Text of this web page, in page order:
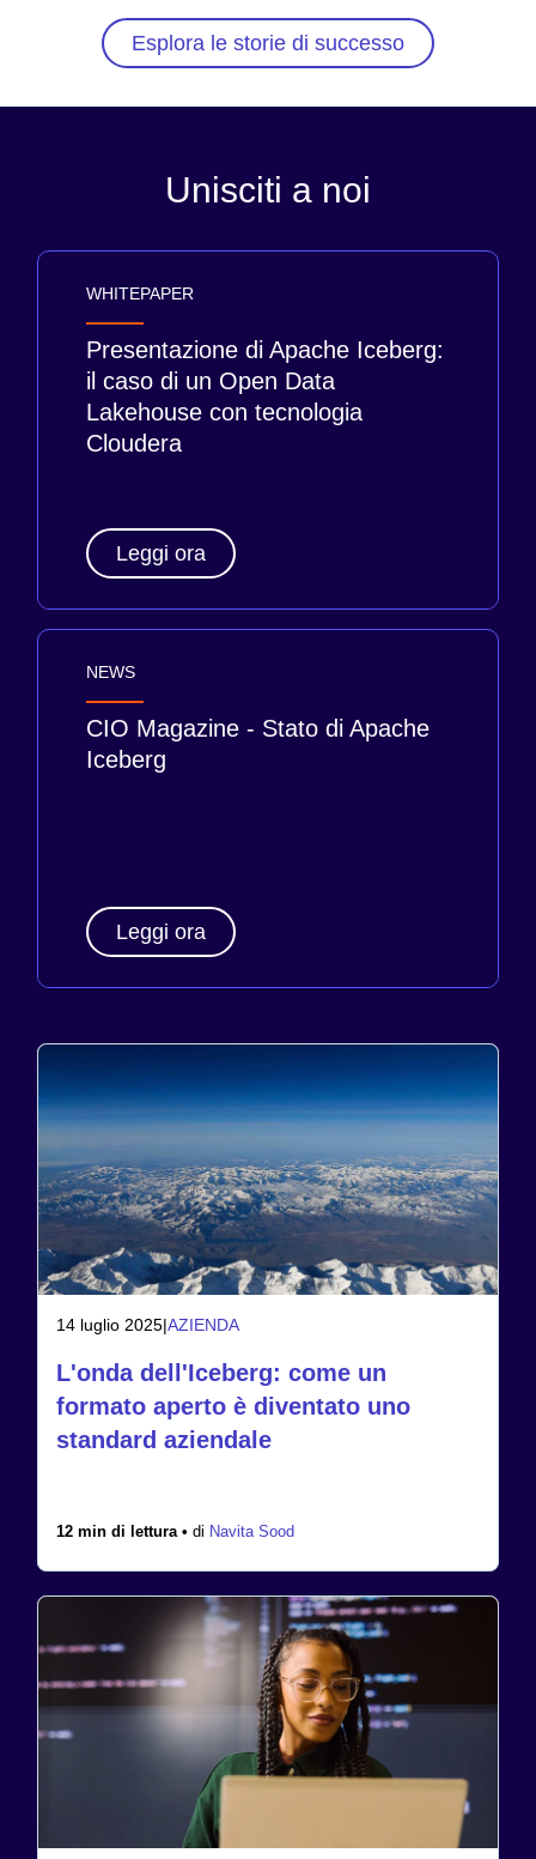
Esplora le storie di successo
Unisciti a noi
WHITEPAPER
Presentazione di Apache Iceberg:
il caso di un Open Data
Lakehouse con tecnologia
Cloudera
Leggi ora
NEWS
CIO Magazine - Stato di Apache
Iceberg
Leggi ora
14 luglio 2025|AZIENDA
L'onda dell'Iceberg: come un
formato aperto è diventato uno
standard aziendale
12 min di lettura • di Navita Sood